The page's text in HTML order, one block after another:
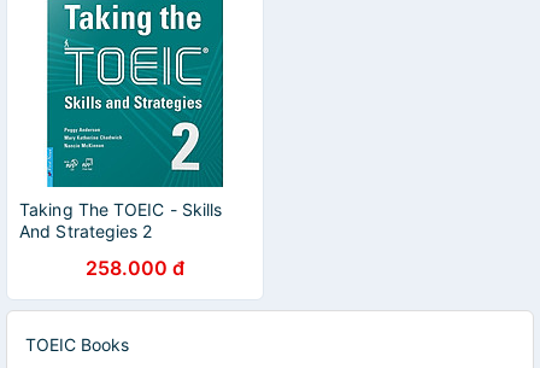
Taking The TOEIC - Skills
And Strategies 2
258.000 đ
TOEIC Books